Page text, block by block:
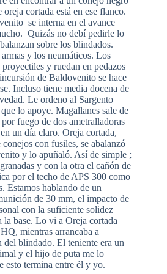
cortada está en ese flanco.
se interna en el avance
Quizás no debí pedirle lo
sobre los blindados.
y los neumáticos. Los
y ruedan en pedazos
de Baldovenito se hace
Incluso tiene media docena de
Le ordeno al Sargento
lo apoye. Magallanes sale de
fuego de dos ametralladoras
un día claro. Oreja cortada,
con fusiles, se abalanzó
y lo apuñaló. Así de simple ;
y con la otra el cañón de
por el techo de APS 300 como
Estamos hablando de un
de 30 mm, el impacto de
con la suficiente solidez
la base. Lo vi a Oreja cortada
mientras arrancaba a
blindado. El teniente era un
y el hijo de puta me lo
esto termina entre él y yo.